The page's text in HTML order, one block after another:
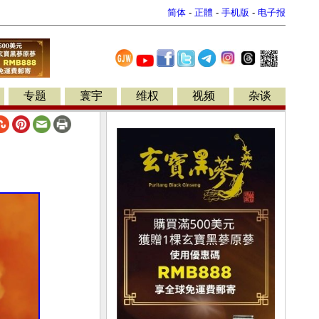
简体 - 正體 - 手机版 - 电子报
专题 寰宇 维权 视频 杂谈